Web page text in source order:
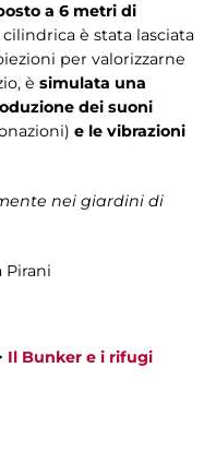
a 6 metri di
è stata lasciata
per valorizzarne
è simulata una
dei suoni
e le vibrazioni
nei giardini di
Pirani
Il Bunker e i rifugi